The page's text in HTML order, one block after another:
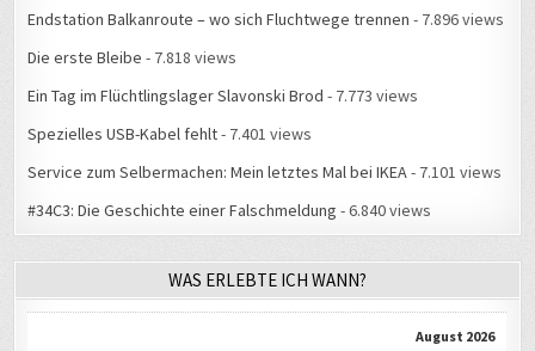
Endstation Balkanroute – wo sich Fluchtwege trennen - 7.896 views
Die erste Bleibe - 7.818 views
Ein Tag im Flüchtlingslager Slavonski Brod - 7.773 views
Spezielles USB-Kabel fehlt- 7.401 views
Service zum Selbermachen: Mein letztes Mal bei IKEA- 7.101 views
#34C3: Die Geschichte einer Falschmeldung - 6.840 views
WAS ERLEBTE ICH WANN?
August 2026